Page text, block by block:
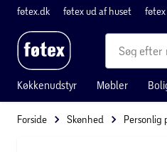
føtex.dk føtex ud af huset føtex
Køkkenudstyr Møbler
Forside Skønhed Personlig